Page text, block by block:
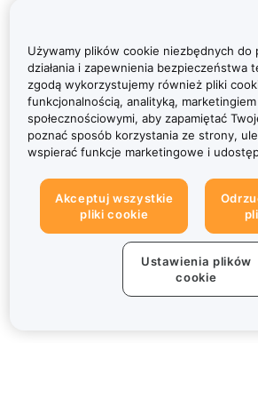
Używamy plików cookie niezbędnych do
działania i zapewnienia bezpieczeństwa
zgodą wykorzystujemy również pliki
funkcjonalnością, analityką,
społecznościowymi, aby zapamiętać
poznać sposób korzystania ze strony,
wspierać funkcje marketingowe i
Akceptuj wszystkie
pliki cookie
Ustawienia plików
cookie